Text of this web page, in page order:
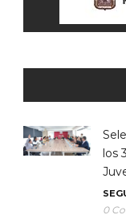
los
0